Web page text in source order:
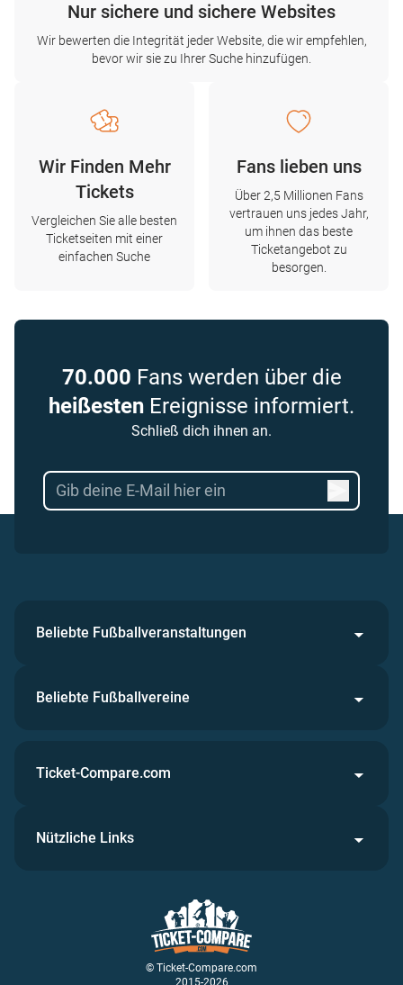
Nur sichere und sichere Websites
Wir bewerten die Integrität jeder Website, die wir empfehlen,
bevor wir sie zu Ihrer Suche hinzufügen.
Wir Finden Mehr
Tickets
Vergleichen Sie alle besten
Ticketseiten mit einer
einfachen Suche
Fans lieben uns
Über 2,5 Millionen Fans
vertrauen uns jedes Jahr,
um ihnen das beste
Ticketangebot zu
besorgen.
70.000 Fans werden über die
heißesten Ereignisse informiert.
Schließ dich ihnen an.
Beliebte Fußballveranstaltungen
Beliebte Fußballvereine
© Ticket-Compare.com
2015-2026
Ticket-Compare.com
Nützliche Links